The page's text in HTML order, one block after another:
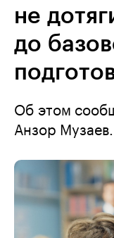
не
до
Об этом
Анзор Музаев.